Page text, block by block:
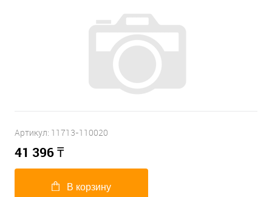
Артикул: 11713-110020
41 396₸
В корзину